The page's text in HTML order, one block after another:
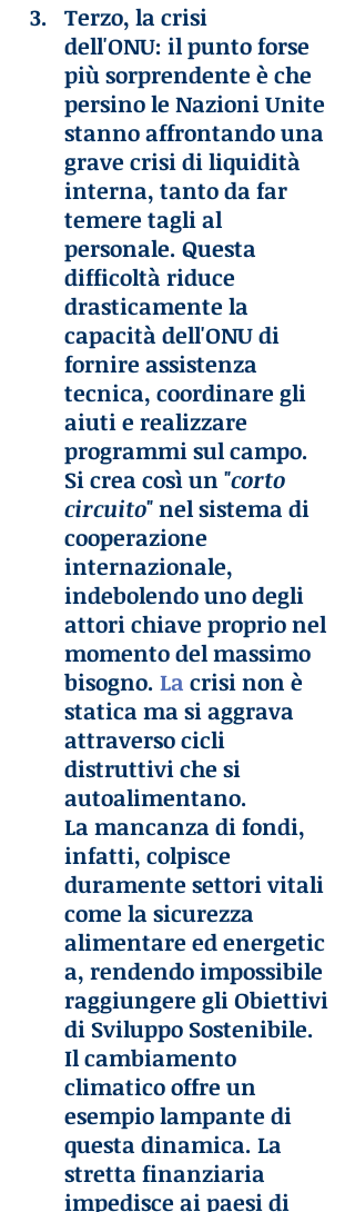
Terzo, la crisi
dell'ONU: il punto forse
più sorprendente è che
persino le Nazioni Unite
stanno affrontando una
grave crisi di liquidità
interna, tanto da far
temere tagli al
personale. Questa
difficoltà riduce
drasticamente la
capacità dell'ONU di
fornire assistenza
tecnica, coordinare gli
aiuti e realizzare
programmi sul campo.
Si crea così un "corto
circuito" nel sistema di
cooperazione
internazionale,
indebolendo uno degli
attori chiave proprio nel
momento del massimo
bisogno. La crisi non è
statica ma si aggrava
attraverso cicli
distruttivi che si
autoalimentano.
La mancanza di fondi,
infatti, colpisce
duramente settori vitali
come la sicurezza
alimentare ed energetic
a, rendendo impossibile
raggiungere gli Obiettivi
di Sviluppo Sostenibile.
Il cambiamento
climatico offre un
esempio lampante di
questa dinamica. La
stretta finanziaria
impedisce ai paesi di